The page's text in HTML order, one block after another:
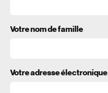
Votre nom de famille
Votre adresse électronique